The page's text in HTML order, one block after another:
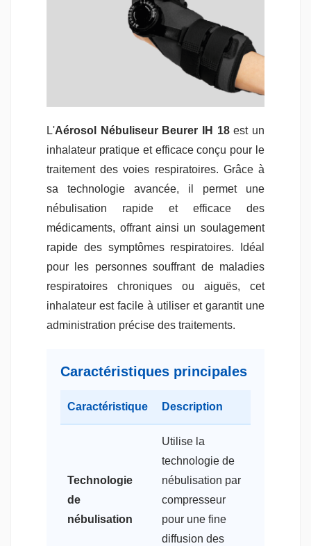
L'Aérosol Nébuliseur Beurer IH 18est un
inhalateur pratique et efficace conçu pour le
traitement des voies respiratoires. Grâce à
sa technologie avancée, il permet une
nébulisation rapide et efficace des
médicaments, offrant ainsi un soulagement
rapide des symptômes respiratoires. Idéal
pour les personnes souffrant de maladies
respiratoires chroniques ou aiguës, cet
inhalateur est facile à utiliser et garantit une
administration précise des traitements.
Caractéristiques principales
Caractéristique Description
Technologie
de
nébulisation
Utilise la
technologie de
nébulisation par
compresseur
pour une fine
diffusion des